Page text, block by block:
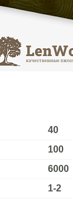
40
100
6000
1-2